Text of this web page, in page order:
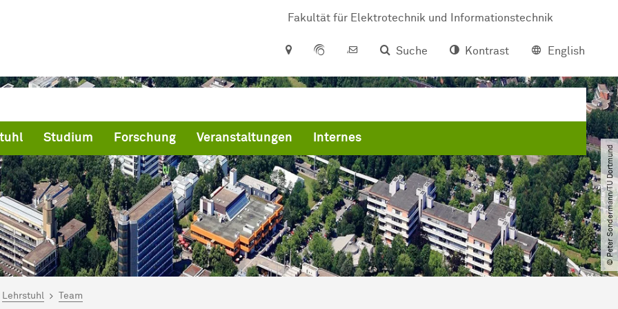
Fakultät für Elektrotechnik und Informationstechnik
Suche
Kontrast English
Studium Forschung Veranstaltungen Internes
© Peter Sondermann​/​TU Dortmund
hier:
Lehrstuhl Team